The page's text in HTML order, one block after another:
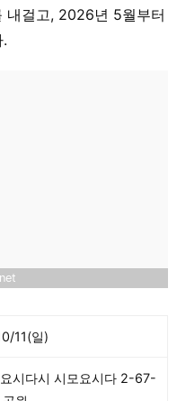
내걸고, 2026년 5월부터
11(일)
시다시 시모요시다 2-67-